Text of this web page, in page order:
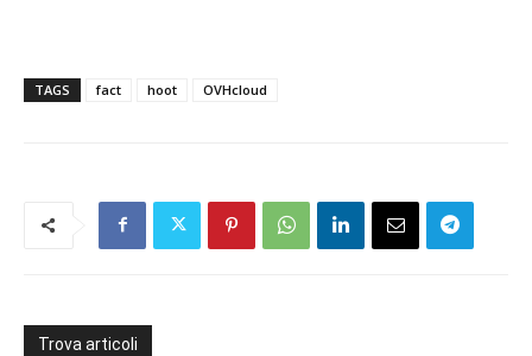
TAGS fact hoot OVHcloud
Trova articoli